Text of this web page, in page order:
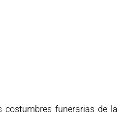
costumbres funerarias de la